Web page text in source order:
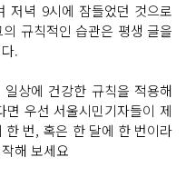
저녁 9시에 잠들었던 것으로
규칙적인 습관은 평생 글을
.
일상에 건강한 규칙을 적용해
우선 서울시민기자들이 제
번, 혹은 한 달에 한 번이라
해 보세요